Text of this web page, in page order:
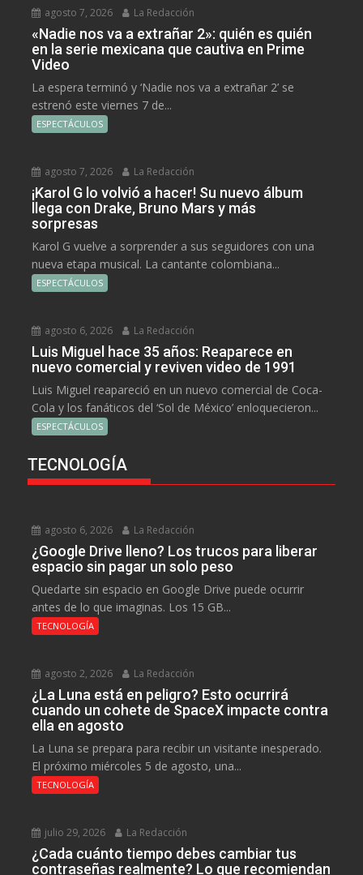
agosto 7, 2026 La Redacción
«Nadie nos va a extrañar 2»: quién es quién
en la serie mexicana que cautiva en Prime
Video
La espera terminó y ‘Nadie nos va a extrañar 2’ se
estrenó este viernes 7 de...
ESPECTÁCULOS
agosto 7, 2026 La Redacción
¡Karol G lo volvió a hacer! Su nuevo álbum
llega con Drake, Bruno Mars y más
sorpresas
Karol G vuelve a sorprender a sus seguidores con una
nueva etapa musical. La cantante colombiana...
ESPECTÁCULOS
agosto 6, 2026 La Redacción
Luis Miguel hace 35 años: Reaparece en
nuevo comercial y reviven video de 1991
Luis Miguel reapareció en un nuevo comercial de Coca-
Cola y los fanáticos del ‘Sol de México’ enloquecieron...
ESPECTÁCULOS
TECNOLOGÍA
agosto 6, 2026 La Redacción
¿Google Drive lleno? Los trucos para liberar
espacio sin pagar un solo peso
Quedarte sin espacio en Google Drive puede ocurrir
antes de lo que imaginas. Los 15 GB...
TECNOLOGÍA
agosto 2, 2026 La Redacción
¿La Luna está en peligro? Esto ocurrirá
cuando un cohete de SpaceX impacte contra
ella en agosto
La Luna se prepara para recibir un visitante inesperado.
El próximo miércoles 5 de agosto, una...
TECNOLOGÍA
julio 29, 2026 La Redacción
¿Cada cuánto tiempo debes cambiar tus
contraseñas realmente? Lo que recomiendan